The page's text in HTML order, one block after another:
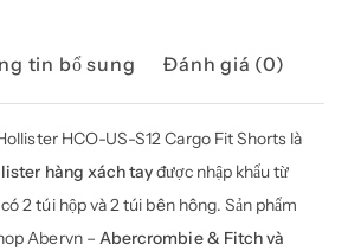
tin bổ sung Đánh giá (0)
HCO-US-S12 Cargo Fit Shorts là
hàng xách tayđược nhập khẩu từ
2 túi hộp và 2 túi bên hông. Sản phẩm
Abervn – Abercrombie & Fitch và